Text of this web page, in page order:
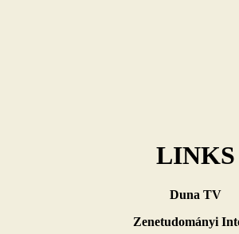
LINKS
Duna TV
Zenetudományi